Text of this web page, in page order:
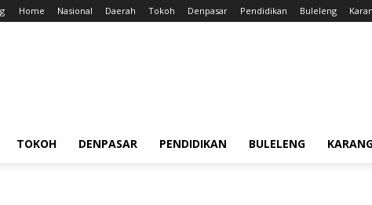
Home Nasional Daerah Tokoh Denpasar Pendidikan Buleleng
TOKOH DENPASAR PENDIDIKAN BULELENG